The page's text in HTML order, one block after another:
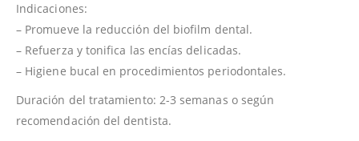
Indicaciones:
– Promueve la reducción del biofilm dental.
– Refuerza y tonifica las encías delicadas.
– Higiene bucal en procedimientos periodontales.
Duración del tratamiento: 2-3 semanas o según
recomendación del dentista.